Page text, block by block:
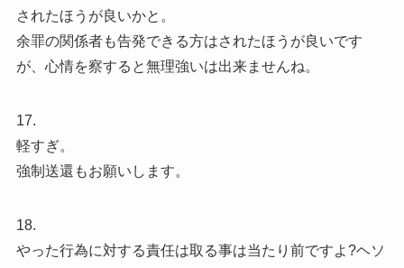
されたほうが良いかと。
余罪の関係者も告発できる方はされたほうが良いです
が、心情を察すると無理強いは出来ませんね。
17.
軽すぎ。
強制送還もお願いします。
18.
やった行為に対する責任は取る事は当たり前ですよ?ヘソ